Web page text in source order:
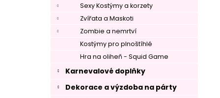
Sexy Kostýmy a korzety
Zvířata a Maskoti
Zombie a nemrtví
Kostýmy pro plnoštíhlé
Hra na oliheň - Squid Game
Karnevalové doplňky
Dekorace a výzdoba na párty